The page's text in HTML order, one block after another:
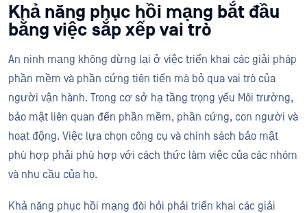
Khả năng phục hồi mạng bắt đầu
bằng việc sắp xếp vai trò
An ninh mạng không dừng lại ở việc triển khai các giải pháp
phần mềm và phần cứng tiên tiến mà bỏ qua vai trò của
người vận hành. Trong cơ sở hạ tầng trọng yếu Môi trường,
bảo mật liên quan đến phần mềm, phần cứng, con người và
hoạt động. Việc lựa chọn công cụ và chính sách bảo mật
phù hợp phải phù hợp với cách thức làm việc của các nhóm
và nhu cầu của họ.
Khả năng phục hồi mạng đòi hỏi phải triển khai các giải